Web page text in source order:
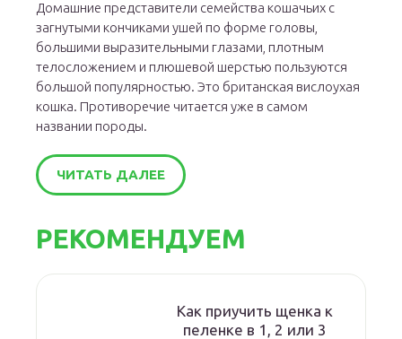
Домашние представители семейства кошачьих с
загнутыми кончиками ушей по форме головы,
большими выразительными глазами, плотным
телосложением и плюшевой шерстью пользуются
большой популярностью. Это британская вислоухая
кошка. Противоречие читается уже в самом
названии породы.
ЧИТАТЬ ДАЛЕЕ
РЕКОМЕНДУЕМ
Как приучить щенка к
пеленке в 1, 2 или 3